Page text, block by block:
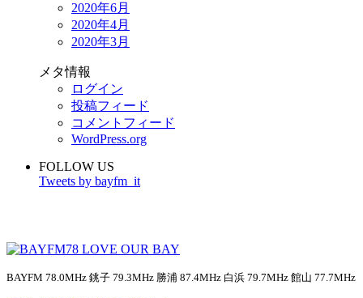
2020年6月
2020年4月
2020年3月
メタ情報
ログイン
投稿フィード
コメントフィード
WordPress.org
FOLLOW US
Tweets by bayfm_it
BAYFM 78.0MHz 銚子 79.3MHz 勝浦 87.4MHz 白浜 79.7MHz 館山 77.7MHz